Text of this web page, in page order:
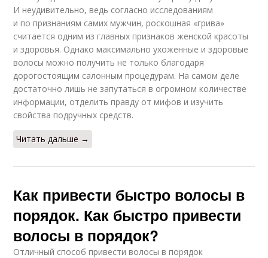
И неудивительно, ведь согласно исследованиям
и по признаниям самих мужчин, роскошная «грива»
считается одним из главных признаков женской красоты
и здоровья. Однако максимально ухоженные и здоровые
волосы можно получить не только благодаря
дорогостоящим салонным процедурам. На самом деле
достаточно лишь не запутаться в огромном количестве
информации, отделить правду от мифов и изучить
свойства подручных средств.
Читать дальше →
Как привести быстро волосы в
порядок. Как быстро привести
волосы в порядок?
Отличный способ привести волосы в порядок